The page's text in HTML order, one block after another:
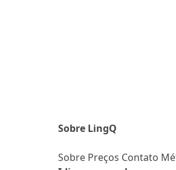
Sobre LingQ
Sobre Preços Contato